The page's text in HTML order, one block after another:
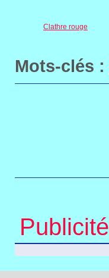
Clathre rouge
Mots-clés :
Publicité